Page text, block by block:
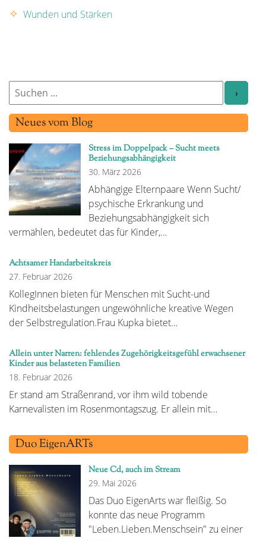
Wunden und Stärken
Neues vom Blog
Stress im Doppelpack – Sucht meets
Beziehungsabhängigkeit
30. März 2026
Abhängige Elternpaare Wenn Sucht/
psychische Erkrankung und
Beziehungsabhängigkeit sich
vermählen, bedeutet das für Kinder,…
Achtsamer Handarbeitskreis
27. Februar 2026
KollegInnen bieten für Menschen mit Sucht-und
Kindheitsbelastungen ungewöhnliche kreative Wegen
der Selbstregulation.Frau Kupka bietet…
Allein unter Narren: fehlendes Zugehörigkeitsgefühl erwachsener
Kinder aus belasteten Familien
18. Februar 2026
Er stand am Straßenrand, vor ihm wild tobende
Karnevalisten im Rosenmontagszug. Er allein mit…
Duo EigenARTs
Neue Cd, auch im Stream
29. Mai 2026
Das Duo EigenArts war fleißig. So
konnte das neue Programm
"Leben.Lieben.Menschsein" zu einer